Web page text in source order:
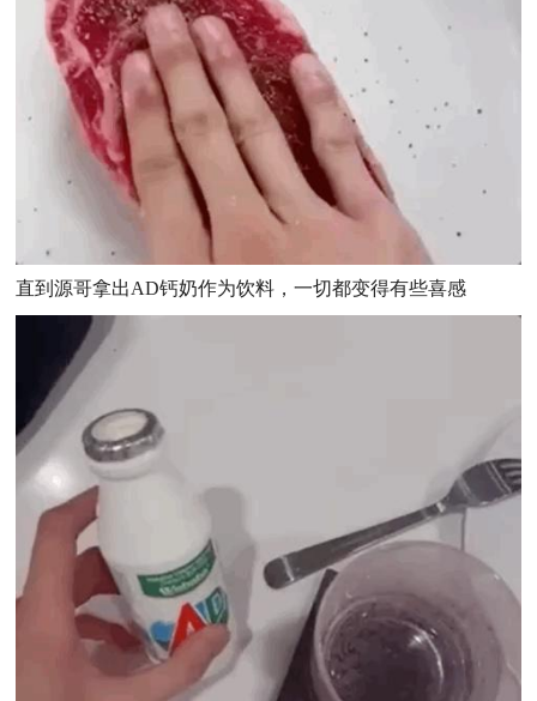
直到源哥拿出AD钙奶作为饮料，一切都变得有些喜感